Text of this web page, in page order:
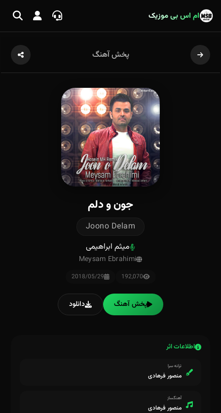
ام اس بی موزیک
پخش آهنگ
جون و دلم
Joono Delam
میثم ابراهیمی
Meysam Ebrahimi
192,070
2018/05/29
پخش آهنگ دانلود
اطلاعات اثر
ترانه سرا
منصور فرهادی
آهنگساز
منصور فرهادی